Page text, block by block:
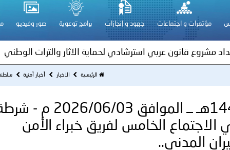
مؤتمرات و اجتماعات جهود و إنجازات برامج توعوية صور وفيديو
لدول الخليج العربية..
لمجلس وزراء الداخلية العرب بمناسبة اختتام المؤتمر العربي
مشروع قانون عربي استرشادي لحماية الآثار والتراث الوطني
عشر للمسؤولين عن الأمن السياحي
فلسطين ـ 1448/02/22هـ ــ الموافق 2026/08/05 م - الشرطة
في المجالات الأكاديمية والتدريبية، والتوعية والإرشاد
الرئيسية الاخبار أخبار أمنية سلطنة عُمان ـ 1447/12/
سلطنة عُمان ـ 1447/12/17هـ ــ الموافق 2026/06/03
الخامس لفريق خبراء الأمن
المدني..